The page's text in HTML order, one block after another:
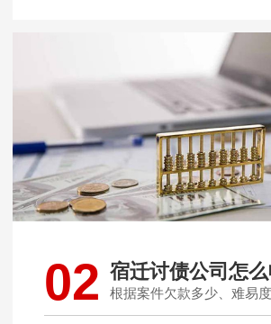
02 宿迁讨债公司怎么
根据案件欠款多少、难易